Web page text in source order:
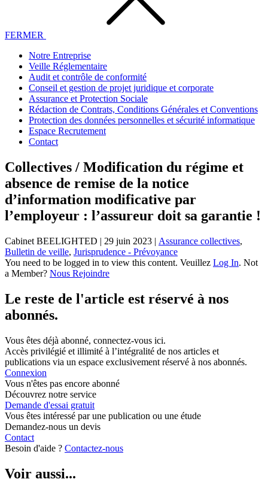
FERMER
Notre Entreprise
Veille Réglementaire
Audit et contrôle de conformité
Conseil et gestion de projet juridique et corporate
Assurance et Protection Sociale
Rédaction de Contrats, Conditions Générales et Conventions
Protection des données personnelles et sécurité informatique
Espace Recrutement
Contact
Collectives / Modification du régime et
absence de remise de la notice
d’information modificative par
l’employeur : l’assureur doit sa garantie !
Cabinet BEELIGHTED | 29 juin 2023 | Assurance collectives,
Bulletin de veille, Jurisprudence - Prévoyance
You need to be logged in to view this content. Veuillez Log In. Not
a Member? Nous Rejoindre
Le reste de l'article est réservé à nos
abonnés.
Vous êtes déjà abonné, connectez-vous ici.
Accès privilégié et illimité à l’intégralité de nos articles et
publications via un espace exclusivement réservé à nos abonnés.
Connexion
Vous n'êtes pas encore abonné
Découvrez notre service
Demande d'essai gratuit
Vous êtes intéressé par une publication ou une étude
Demandez-nous un devis
Contact
Besoin d'aide ? Contactez-nous
Voir aussi...